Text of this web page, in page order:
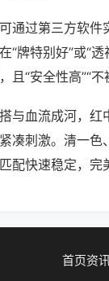
过第三方软件
“牌特别好”或“
“安全性高”“不
与血流成河，
凑刺激。清一
配快速稳定，完
首页资